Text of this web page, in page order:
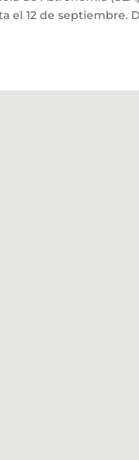
el 12 de septiembre.